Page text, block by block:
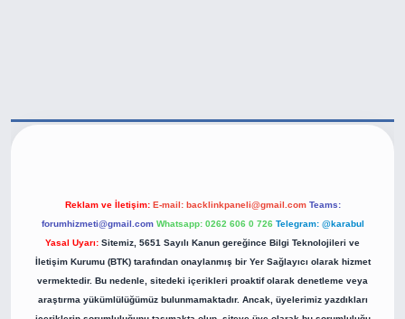
Reklam ve İletişim: E-mail: backlinkpaneli@gmail.com Teams:
forumhizmeti@gmail.com Whatsapp: 0262 606 0 726 Telegram: @karabul
Yasal Uyarı: Sitemiz, 5651 Sayılı Kanun gereğince Bilgi Teknolojileri ve
İletişim Kurumu (BTK) tarafından onaylanmış bir Yer Sağlayıcı olarak hizmet
vermektedir. Bu nedenle, sitedeki içerikleri proaktif olarak denetleme veya
araştırma yükümlülüğümüz bulunmamaktadır. Ancak, üyelerimiz yazdıkları